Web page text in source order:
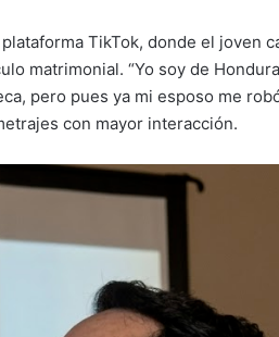
TikTok, donde el joven
matrimonial. “Yo soy de
pero pues ya mi esposo me
con mayor interacción.